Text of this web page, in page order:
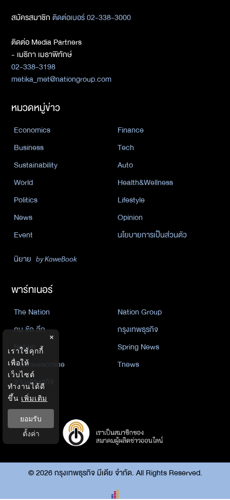
สมัครสมาชิกติดต่อเบอร์ 02-338-3000
ติดต่อ Media Partners
- เมธิกา เมธาพิทักษ์
02-338-3198
metika_met@nationgroup.com
หมวดหมู่ข่าว
Economics
Finance
Business
Tech
Sustainability
Auto
World
Health&Wellness
Politics
Lifestyle
News
Opinion
Event
นโยบายการเป็นส่วนตัว
นิยาย by KaweBook
พาร์ทเนอร์
The Nation
Nation Group
คม ชัด ลึก
กรุงเทพธุรกิจ
Nation
Spring News
Thainewsonline
Tnews
ฐานเศรษฐกิจ
©2026กรุงเทพธุรกิจ มีเดีย จำกัด. All Rights Reserved.
×
เราใช้คุกกี้
เพื่อให้
เว็บไซต์
ทำงานได้ดี
ขึ้น เพิ่มเติม
ยอมรับ
ตั้งค่า